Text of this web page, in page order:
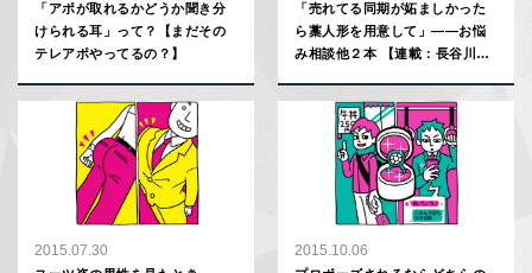
「アポが取れるかどうか聞き分
けられる耳」って？【まだその
テレアポやってるの？】
「売れてる同期が妬ましかった
ら藁人形を用意して」――お悩
み相談他２本 【連載：長谷川
2015.07.30 2015.10.06